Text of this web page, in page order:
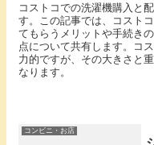
コストコでの洗濯機購入と
す。この記事では、コスト
てもらうメリットや手続き
点について共有します。コ
力的ですが、その大きさと
なります。
コンビニ・お店